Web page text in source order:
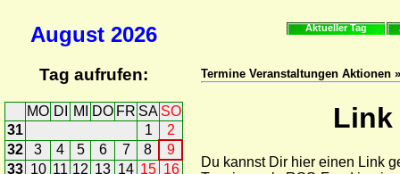
August 2026
Tag aufrufen:
MO DI MI DO FR SA SO
31
1
2
32
3 4 5 6 7 8
9
33 10 11 12 13 14 15 16
Aktueller Tag
Termine Veranstaltungen Aktionen
Link
Du kannst Dir hier einen Link